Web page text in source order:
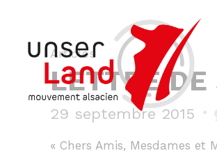
Articles
LETTRE DE
29 septembre 2015
« Chers Amis, Mesdames et